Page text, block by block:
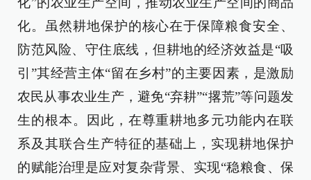
化。虽然耕地保护的核心在于保障粮食安全、
防范风险、守住底线，但耕地的经济效益是“吸
引”其经营主体“留在乡村”的主要因素，是激励
农民从事农业生产，避免“弃耕”“撂荒”等问题发
生的根本。因此，在尊重耕地多元功能内在联
系及其联合生产特征的基础上，实现耕地保护
的赋能治理是应对复杂背景、实现“稳粮食、保